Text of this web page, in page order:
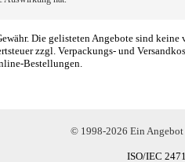
Die gelisteten Angebote sind keine
zzgl. Verpackungs- und
Bestellungen.
© 1998-2026 Ein Angebot
ISO/IEC